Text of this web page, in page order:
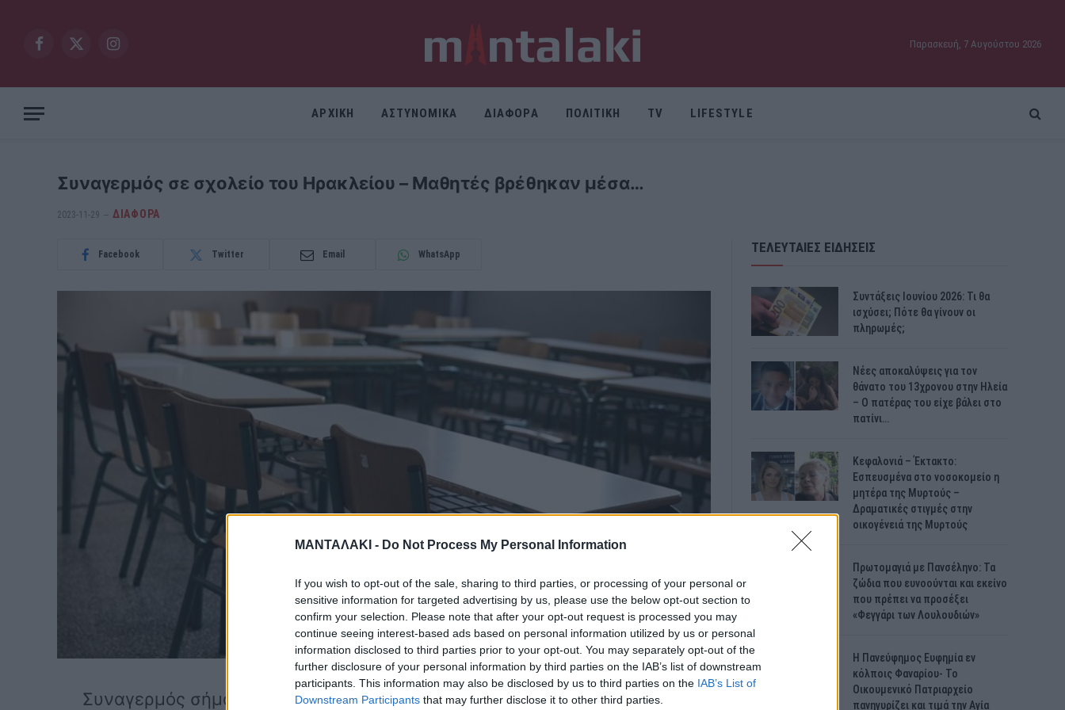
ΜΑΝΤΑΛΑΚΙ - Do Not Process My Personal Information
If you wish to opt-out of the sale, sharing to third parties, or processing of your personal or
sensitive information for targeted advertising by us, please use the below opt-out section to
confirm your selection. Please note that after your opt-out request is processed you may
continue seeing interest-based ads based on personal information utilized by us or personal
information disclosed to third parties prior to your opt-out. You may separately opt-out of the
further disclosure of your personal information by third parties on the IAB’s list of downstream
participants. This information may also be disclosed by us to third parties on the IAB’s List of
Downstream Participants that may further disclose it to other third parties.
Facebook
X
Instagram
Παρασκευή, 7 Αυγούστου 2026
ΑΡΧΙΚΗ ΑΣΤΥΝΟΜΙΚΑ ΔΙΑΦΟΡΑ ΠΟΛΙΤΙΚΗ TV LIFESTYLE
Συναγερμός σε σχολείο του Ηρακλείου – Μαθητές βρέθηκαν μέσα…
2023-11-29 ΔΙΆΦΟΡΑ
Facebook Twitter Email WhatsApp
Συναγερμός σήμανε σε σχολείο του Ηρακλείου, όταν μαθητές
ΤΕΛΕΥΤΑΙΕΣ ΕΙΔΗΣΕΙΣ
Συντάξεις Ιουνίου 2026: Τι θα
ισχύσει; Πότε θα γίνουν οι
πληρωμές;
Νέες αποκαλύψεις για τον
θάνατο του 13χρονου στην Ηλεία
– Ο πατέρας του είχε βάλει στο
πατίνι…
Κεφαλονιά – Έκτακτο:
Εσπευσμένα στο νοσοκομείο η
μητέρα της Μυρτούς –
Δραματικές στιγμές στην
οικογένειά της Μυρτούς
Πρωτομαγιά με Πανσέληνο: Τα
ζώδια που ευνοούνται και εκείνο
που πρέπει να προσέξει
«Φεγγάρι των Λουλουδιών»
H Πανεύφημος Ευφημία εν
κόλποις Φαναρίου- Το
Οικουμενικό Πατριαρχείο
πανηγυρίζει και τιμά την Αγία